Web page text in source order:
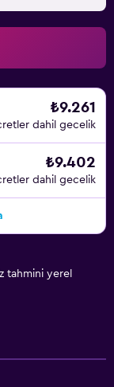
₺9.261
dahil gecelik
₺9.402
dahil gecelik
tahmini yerel